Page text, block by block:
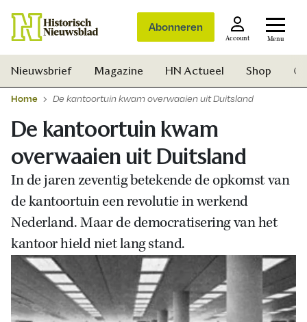
Abonneren
Account Menu
Zoek
Nieuwsbrief Magazine HN Actueel Shop
Home De kantoortuin kwam overwaaien uit Duitsland
De kantoortuin kwam
overwaaien uit Duitsland
In de jaren zeventig betekende de opkomst van
de kantoortuin een revolutie in werkend
Nederland. Maar de democratisering van het
kantoor hield niet lang stand.